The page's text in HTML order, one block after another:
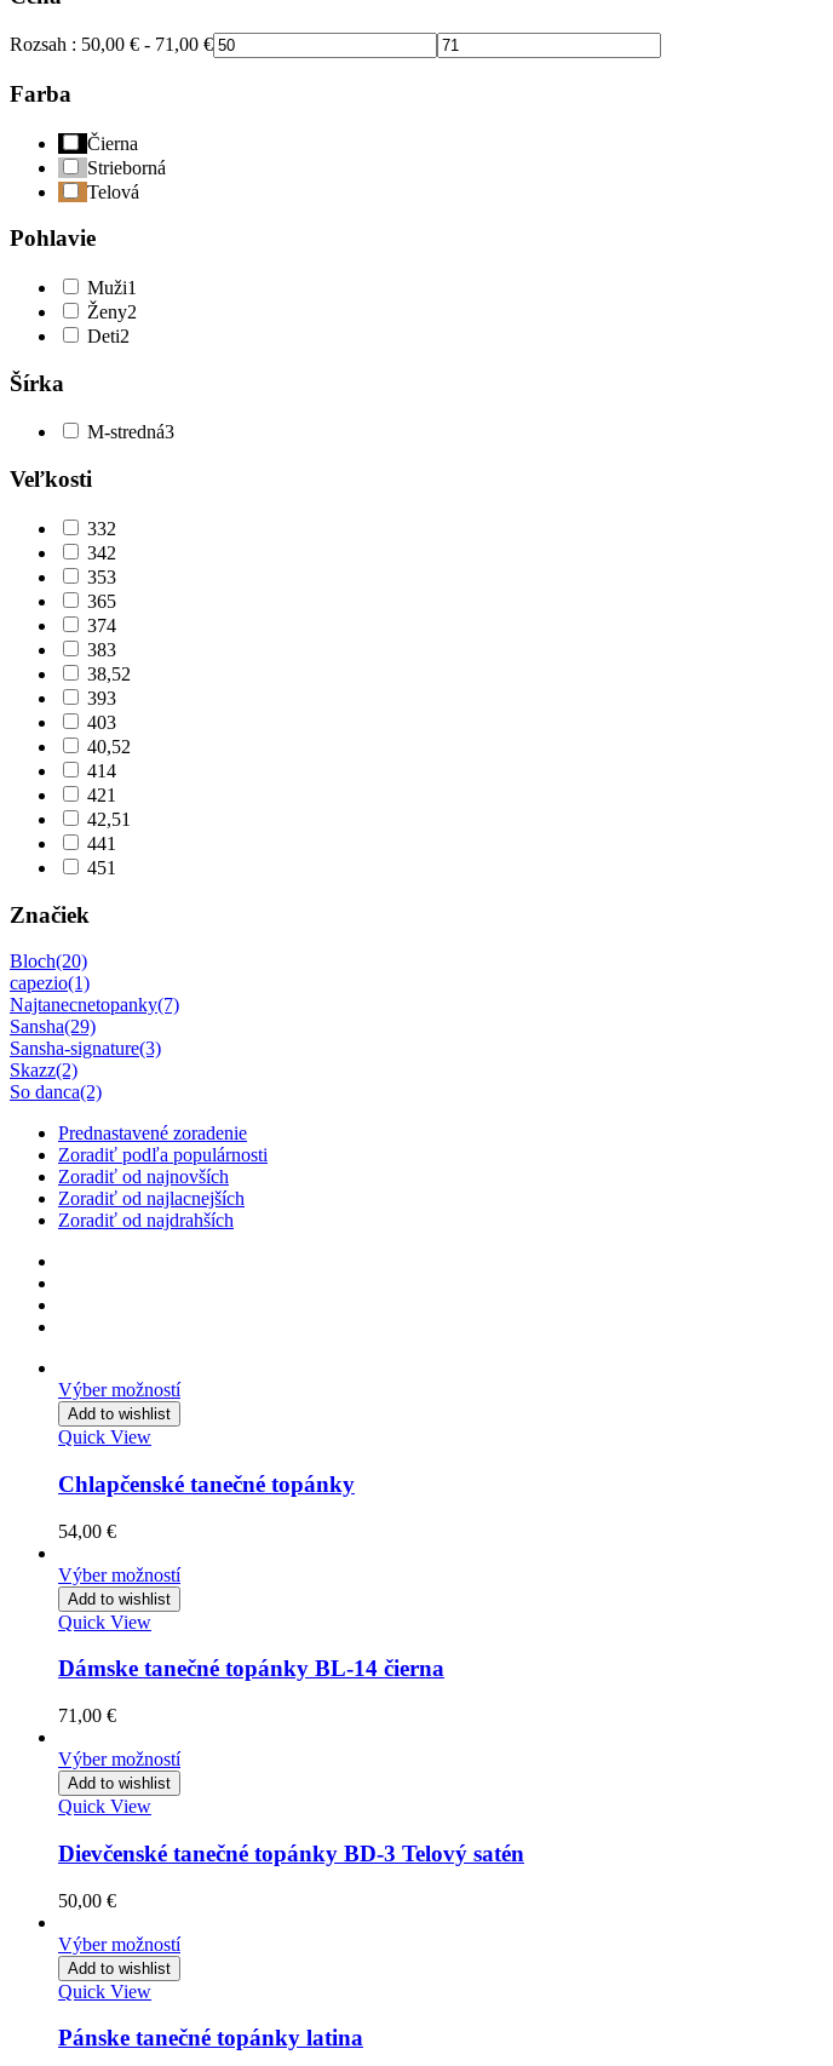
Rozsah : 50,00 € - 71,00 €
Farba
Čierna
Strieborná
Telová
Pohlavie
Muži1
Ženy2
Deti2
Šírka
M-stredná3
Veľkosti
332
342
353
365
374
383
38,52
393
403
40,52
414
421
42,51
441
451
Značiek
Bloch(20)
capezio(1)
Najtanecnetopanky(7)
Sansha(29)
Sansha-signature(3)
Skazz(2)
So danca(2)
Prednastavené zoradenie
Zoradiť podľa populárnosti
Zoradiť od najnovších
Zoradiť od najlacnejších
Zoradiť od najdrahších
Výber možností
Add to wishlist
Quick View
Chlapčenské tanečné topánky
54,00 €
Výber možností
Add to wishlist
Quick View
Dámske tanečné topánky BL-14 čierna
71,00 €
Výber možností
Add to wishlist
Quick View
Dievčenské tanečné topánky BD-3 Telový satén
50,00 €
Výber možností
Add to wishlist
Quick View
Pánske tanečné topánky latina